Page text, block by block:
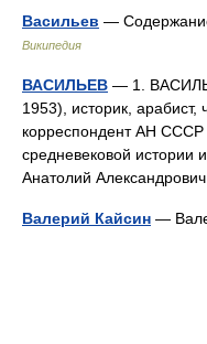
Васильев —
Википедия
ВАСИЛЬЕВ — 1.
1953), историк,
корреспондент АН
средневековой
Анатолий
Валерий Кайсин —